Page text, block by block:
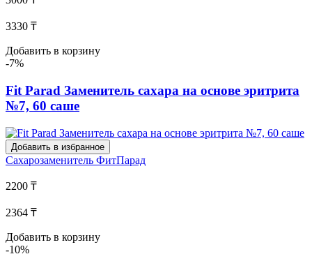
3330 ₸
Добавить в корзину
-7%
Fit Parad Заменитель сахара на основе эритрита
№7, 60 саше
Добавить в избранное
Сахарозаменитель ФитПарад
2200 ₸
2364 ₸
Добавить в корзину
-10%